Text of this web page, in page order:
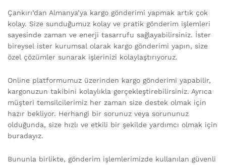
Çankırı’dan Almanya’ya kargo gönderimi yapmak artık çok
kolay. Size sunduğumuz kolay ve pratik gönderim işlemleri
sayesinde zaman ve enerji tasarrufu sağlayabilirsiniz. İster
bireysel ister kurumsal olarak kargo gönderimi yapın, size
özel çözümler sunarak işlerinizi kolaylaştırıyoruz.
Online platformumuz üzerinden kargo gönderimi yapabilir,
kargonuzun takibini kolaylıkla gerçekleştirebilirsiniz. Ayrıca
müşteri temsilcilerimiz her zaman size destek olmak için
hazır bekliyor. Herhangi bir sorunuz veya sorununuz
olduğunda, size hızlı ve etkili bir şekilde yardımcı olmak için
buradayız.
Bununla birlikte, gönderim işlemlerimizde kullanılan güvenli